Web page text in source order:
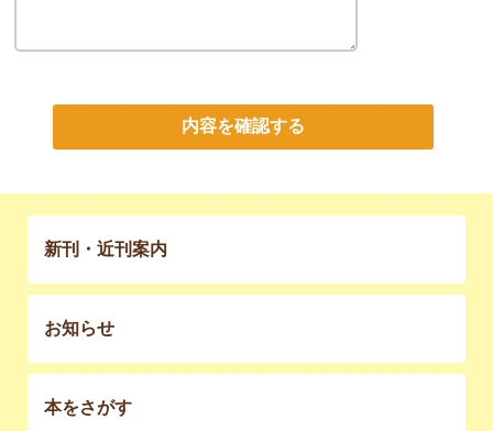
内容を確認する
新刊・近刊案内
お知らせ
本をさがす